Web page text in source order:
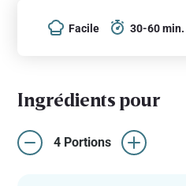
Facile 30-60 min.
Ingrédients pour
4 Portions